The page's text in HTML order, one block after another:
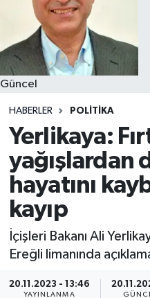
Güncel
HABERLER POLITIKA
Yerlikaya:
yağışlardan
hayatını
kayıp
İçişleri Bakanı Ali
Ereğli limanında
20.11.2023 - 13:46
YAYINLANMA